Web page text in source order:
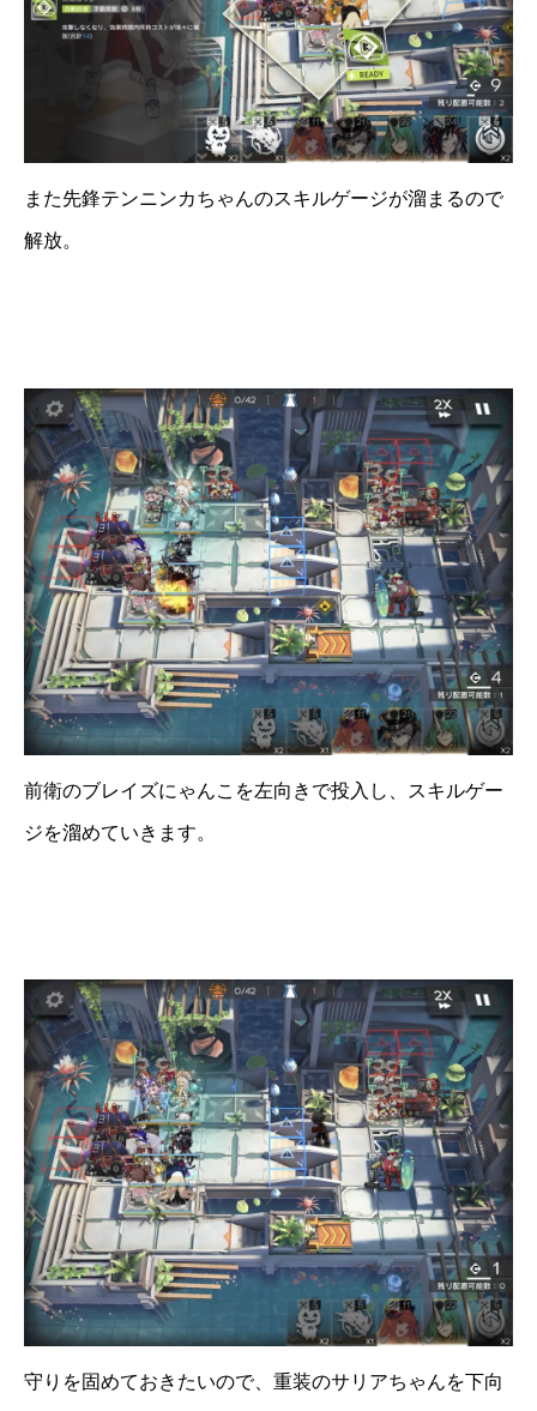
また先鋒テンニンカちゃんのスキルゲージが溜まるので
解放。
前衛のブレイズにゃんこを左向きで投入し、スキルゲー
ジを溜めていきます。
守りを固めておきたいので、重装のサリアちゃんを下向